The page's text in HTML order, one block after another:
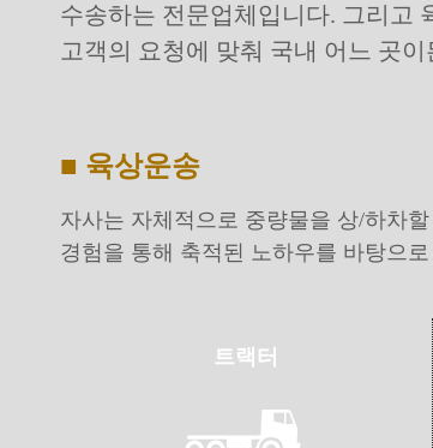
수송하는 전문업체입니다. 그리고
고객의 요청에 맞춰 국내 어느 곳
■ 육상운송
자사는 자체적으로 중량물을 상/하차
경험을 통해 축적된 노하우를 바탕으로
트랙터